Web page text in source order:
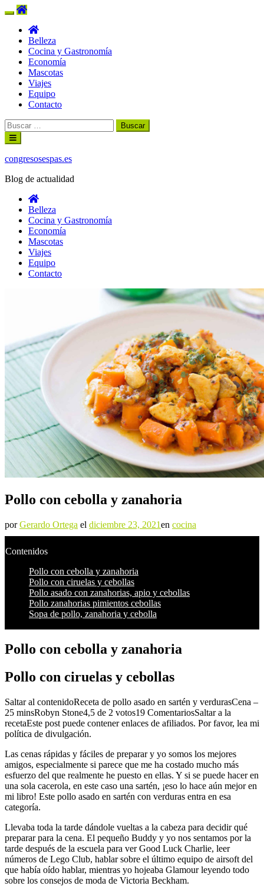
Belleza
Cocina y Gastronomía
Economía
Mascotas
Viajes
Equipo
Contacto
Buscar:
Ir
al
contenido
congresosespas.es
Blog de actualidad
Belleza
Cocina y Gastronomía
Economía
Mascotas
Viajes
Equipo
Contacto
Pollo con cebolla y zanahoria
porGerardo Ortega el diciembre 23, 2021en cocina
Contenidos
Pollo con cebolla y zanahoria
Pollo con ciruelas y cebollas
Pollo asado con zanahorias, apio y cebollas
Pollo zanahorias pimientos cebollas
Sopa de pollo, zanahoria y cebolla
Pollo con cebolla y zanahoria
Pollo con ciruelas y cebollas
Saltar al contenidoReceta de pollo asado en sartén y verdurasCena –
25 minsRobyn Stone4,5 de 2 votos19 ComentariosSaltar a la
recetaEste post puede contener enlaces de afiliados. Por favor, lea mi
política de divulgación.
Las cenas rápidas y fáciles de preparar y yo somos los mejores
amigos, especialmente si parece que me ha costado mucho más
esfuerzo del que realmente he puesto en ellas. Y si se puede hacer en
una sola cacerola, en este caso una sartén, ¡eso lo hace aún mejor en
mi libro! Este pollo asado en sartén con verduras entra en esa
categoría.
Llevaba toda la tarde dándole vueltas a la cabeza para decidir qué
preparar para la cena. El pequeño Buddy y yo nos sentamos por la
tarde después de la escuela para ver Good Luck Charlie, leer
números de Lego Club, hablar sobre el último equipo de airsoft del
que había oído hablar, mientras yo hojeaba Glamour leyendo todo
sobre los consejos de moda de Victoria Beckham.